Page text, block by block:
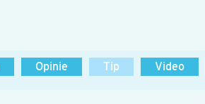
Opinie Tip Video